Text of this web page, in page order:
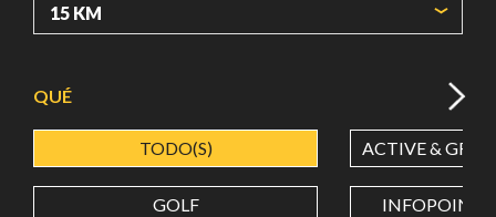
QUÉ
TODO(S) ACTIVE &
GOLF INFOPOINT